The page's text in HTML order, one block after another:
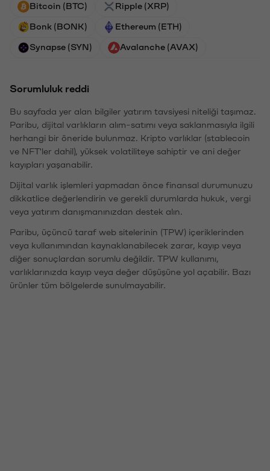
Bitcoin (BTC) Ripple (XRP)
Bonk (BONK) Ethereum (ETH)
Synapse (SYN) Avalanche (AVAX)
Sorumluluk reddi
Bu sayfada yer alan bilgiler yatırım tavsiyesi niteliği taşımaz.
Paribu, dijital varlıkların alım-satımı veya saklanmasıyla ilgili
herhangi bir öneride bulunmaz. Kripto varlıklar (stablecoin
ve NFT'ler dahil), yüksek volatiliteye sahiptir ve ani değer
kayıpları yaşanabilir.
Dijital varlık işlemleri yapmadan önce finansal durumunuzu
dikkatlice değerlendirin ve gerekli durumlarda hukuk, vergi
veya yatırım danışmanınızdan destek alın.
Paribu, üçüncü taraf web sitelerinin (TPW) içeriklerinden
veya kullanımından kaynaklanabilecek zarar, kayıp veya
diğer sonuçlardan sorumlu değildir. TPW kullanımı,
varlıklarınızda kayıp veya değer düşüşüne yol açabilir. Bazı
ürünler tüm bölgelerde sunulmayabilir.